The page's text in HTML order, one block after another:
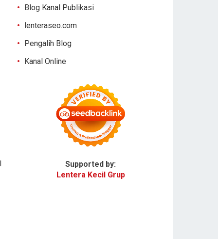
Blog Kanal Publikasi
lenteraseo.com
Pengalih Blog
Kanal Online
Supported by:
Lentera Kecil Grup